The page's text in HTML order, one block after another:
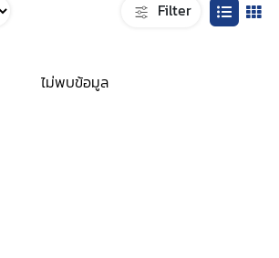
Filter
ไม่พบข้อมูล